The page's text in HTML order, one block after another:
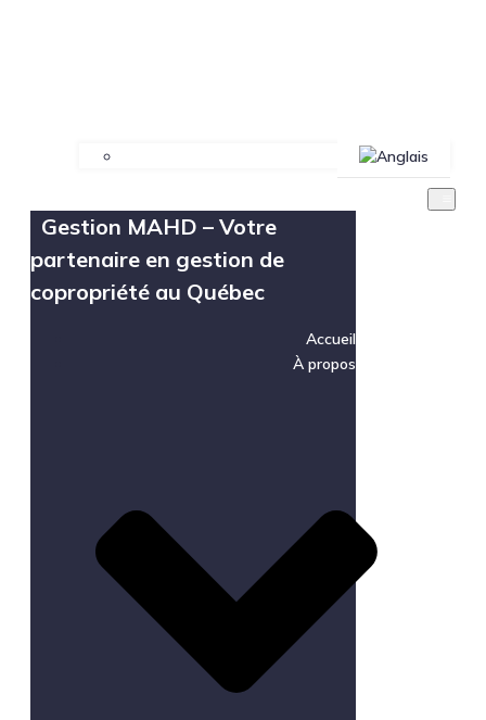
Gestion MAHD – Votre
partenaire en gestion de
copropriété au Québec
Accueil
À propos